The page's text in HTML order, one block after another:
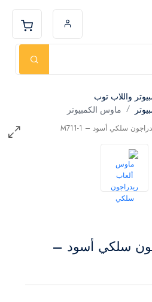
واللاب توب
ماوس الكمبيوتر
سلكي أسود –